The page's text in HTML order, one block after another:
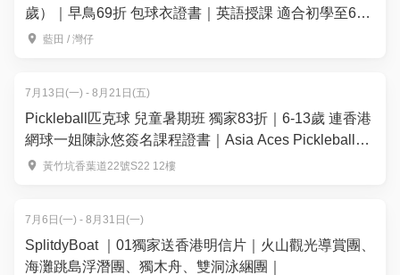
歲）｜早鳥69折 包球衣證書｜英語授課 適合初學至6個
月籃球經驗的學員｜藍田、灣仔【用推廣碼減高達
藍田 / 灣仔
7月13日(一) - 8月21日(五)
Pickleball匹克球 兒童暑期班 獨家83折｜6-13歲 連香港
網球一姐陳詠悠簽名課程證書｜Asia Aces Pickleball
Academy【推廣碼減$100】
黃竹坑香葉道22號S22 12樓
7月6日(一) - 8月31日(一)
SplitdyBoat ｜01獨家送香港明信片｜火山觀光導賞團、
海灘跳島浮潛團、獨木舟、雙洞泳綑團｜